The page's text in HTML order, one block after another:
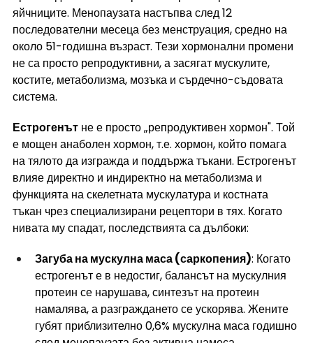
яйчниците. Менопаузата настъпва след 12
последователни месеца без менструация, средно на
около 51-годишна възраст. Тези хормонални промени
не са просто репродуктивни, а засягат мускулите,
костите, метаболизма, мозъка и сърдечно-съдовата
система.
Естрогенът не е просто „репродуктивен хормон". Той
е мощен анаболен хормон, т.е. хормон, който помага
на тялото да изгражда и поддържа тъкани. Естрогенът
влияе директно и индиректно на метаболизма и
функцията на скелетната мускулатура и костната
тъкан чрез специализирани рецептори в тях. Когато
нивата му спадат, последствията са дълбоки:
Загуба на мускулна маса (саркопения): Когато
естрогенът е в недостиг, балансът на мускулния
протеин се нарушава, синтезът на протеин
намалява, а разграждането се ускорява. Жените
губят приблизително 0,6% мускулна маса годишно